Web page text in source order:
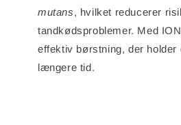
mutans, hvilket reducerer
tandkødsproblemer. Med
effektiv børstning, der holder
længere tid.